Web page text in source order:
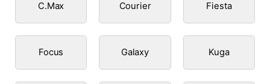
C.Max Courier Fiesta
Focus Galaxy Kuga